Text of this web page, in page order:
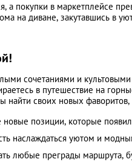
а покупки в маркетплейсе
на диване, закутавшись в
сочетаниями и
в путешествие на
найти своих новых
позиции, которые
наслаждаться уютом и
любые преграды маршрута,